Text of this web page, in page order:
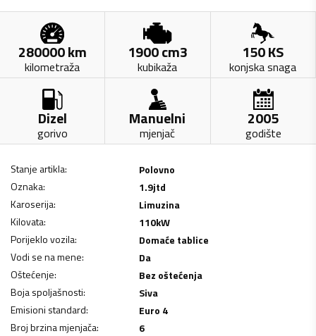
280000km
kilometraža
1900cm3
kubikaža
150KS
konjska snaga
Dizel
gorivo
Manuelni
mjenjač
2005
godište
Stanje artikla:
Polovno
Oznaka:
1.9jtd
Karoserija:
Limuzina
Kilovata: 110kW
Porijeklo vozila:
Domaće tablice
Vodi se na mene:
Da
Oštećenje:
Bez oštećenja
Boja spoljašnosti:
Siva
Emisioni standard:
Euro 4
Broj brzina mjenjača:
6